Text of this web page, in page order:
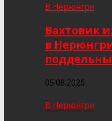
В Нерюнгри
Вахтовик
в
05.08.2026
В Нерюнгри